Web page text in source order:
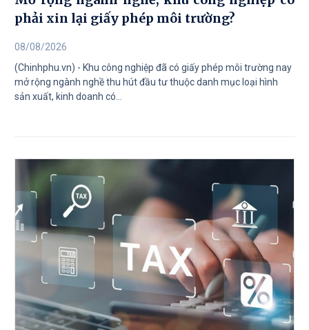
phải xin lại giấy phép môi trường?
08/08/2026
(Chinhphu.vn) - Khu công nghiệp đã có giấy phép môi trường nay
mở rộng ngành nghề thu hút đầu tư thuộc danh mục loại hình
sản xuất, kinh doanh có...